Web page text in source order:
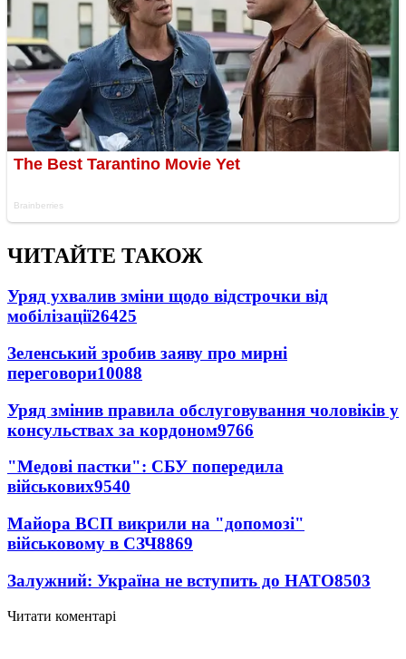
ЧИТАЙТЕ ТАКОЖ
Уряд ухвалив зміни щодо відстрочки від
мобілізації26425
Зеленський зробив заяву про мирні
переговори10088
Уряд змінив правила обслуговування чоловіків у
консульствах за кордоном9766
"Медові пастки": СБУ попередила
військових9540
Майора ВСП викрили на "допомозі"
військовому в СЗЧ8869
Залужний: Україна не вступить до НАТО8503
Читати коментарі